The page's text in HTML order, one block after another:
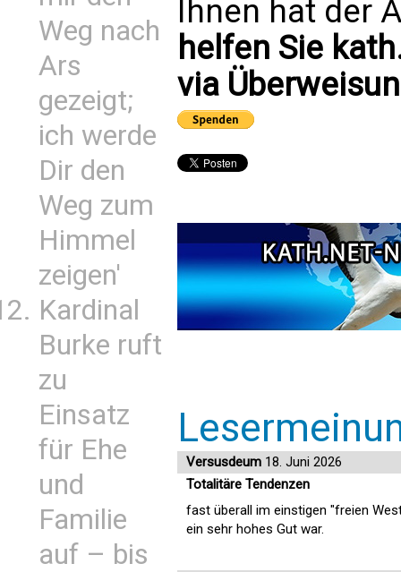
Weg nach
Ars
gezeigt;
ich werde
Dir den
Weg zum
Himmel
zeigen'
Kardinal
Burke ruft
zu
Einsatz
für Ehe
und
Familie
auf – bis
Ihnen hat der
helfen Sie
via
Versusdeum 18. Juni 2026
Totalitäre Tendenzen
fast überall im einstigen "freien
ein sehr hohes Gut war.